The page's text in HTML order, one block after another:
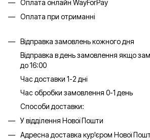
Оплата онлайн WayForPay
Оплата при отриманні
Відправка замовлень кожного дня
Відправка в день замовлення якщо
до 16:00
Час доставки 1-2 дні
Час обробки замовлення 0-1 день
Способи доставки:
У відділення Нової Пошти
Адресна доставка кур'єром Нової